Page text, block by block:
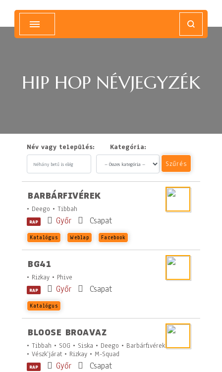
HIP HOP NÉVJEGYZÉK
Név vagy település:
Kategória:
Szűrés
BARBÁRFIVÉREK
• Deego • Tibbah
RAP Győr Csapat
Katalógus Weblap Facebook
BG41
• Rizkay • Phive
RAP Győr Csapat
Katalógus
BLOOSE BROAVAZ
• Tibbah • SOG • Siska • Deego • Barbárfivérek
• Vészk’járat • Rizkay • M-Squad
RAP Győr Csapat